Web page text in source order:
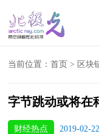
当前位置：首页 > 区块
字节跳动或将在
财经热点 2019-02-